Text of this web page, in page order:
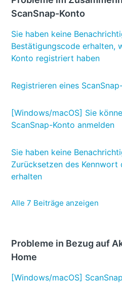
ScanSnap-Konto
Sie haben keine
Bestätigungscode erhalten,
Konto registriert haben
Registrieren eines
[Windows/macOS] Sie
ScanSnap-Konto anmelden
Sie haben keine
Zurücksetzen des Kennwort
erhalten
Alle 7 Beiträge anzeigen
Probleme in Bezug auf
Home
[Windows/macOS]